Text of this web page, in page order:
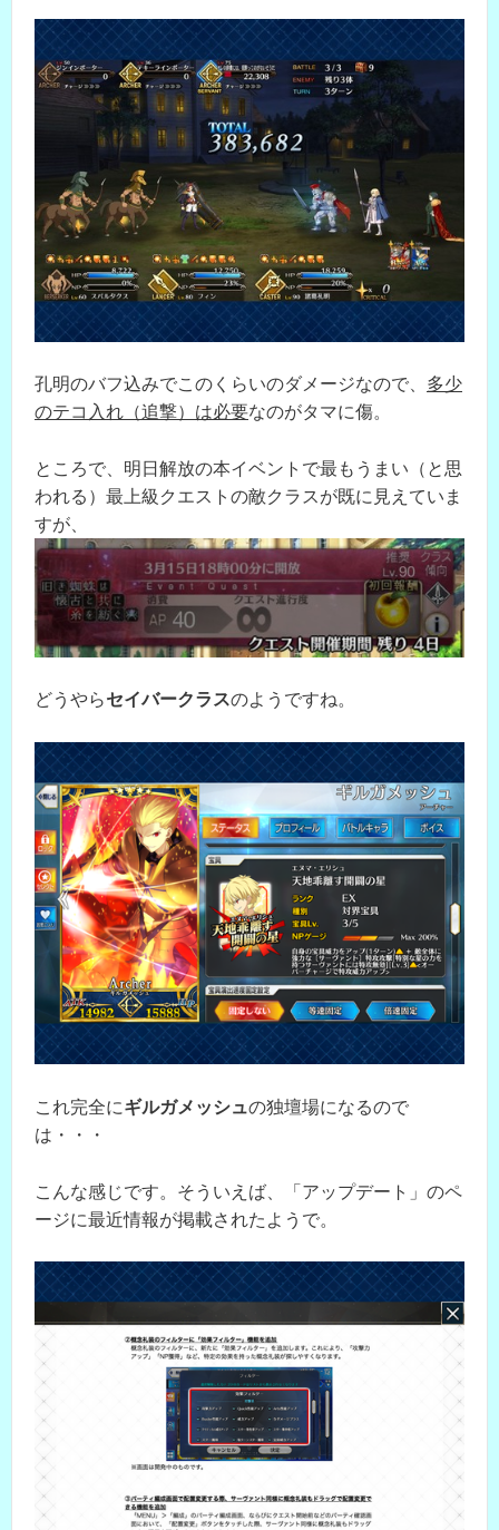
孔明のバフ込みでこのくらいのダメージなので、 多少
のテコ入れ（追撃）は必要なのがタマに傷。
ところで、明日解放の本イベントで最もうまい（と思
われる）最上級クエストの敵クラスが既に見えていま
すが、
どうやらセイバークラスのようですね。
これ完全にギルガメッシュの独壇場になるので
は・・・
こんな感じです。そういえば、「アップデート」のペ
ージに最近情報が掲載されたようで。